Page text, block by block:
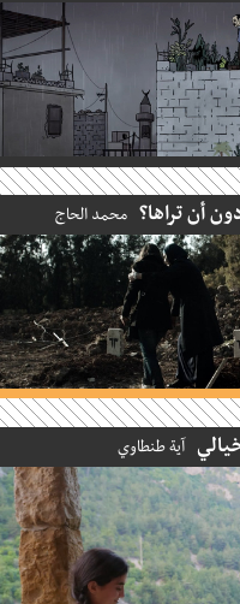
تراها؟ محمد الحاج
آية طنطاوي